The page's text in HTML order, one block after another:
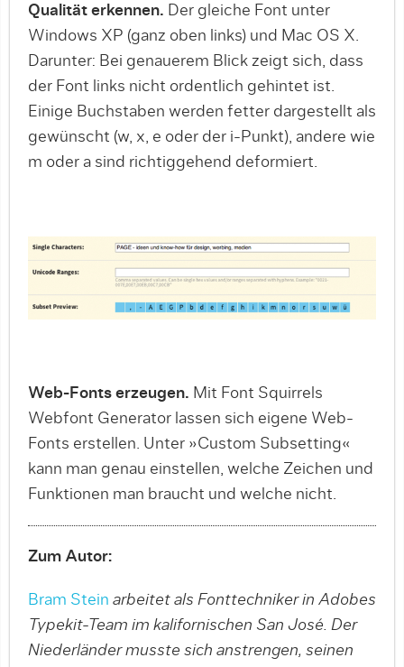
Qualität erkennen. Der gleiche Font unter
Windows XP (ganz oben links) und Mac OS X.
Darunter: Bei genauerem Blick zeigt sich, dass
der Font links nicht ordentlich gehintet ist.
Einige Buchstaben werden fetter dargestellt als
gewünscht (w, x, e oder der i-Punkt), andere wie
m oder a sind richtiggehend deformiert.
Web-Fonts erzeugen. Mit Font Squirrels
Webfont Generator lassen sich eigene Web-
Fonts erstellen. Unter »Custom Subsetting«
kann man genau einstellen, welche Zeichen und
Funktionen man braucht und welche nicht.
Zum Autor:
Bram Stein arbeitet als Fonttechniker in Adobes
Typekit-Team im kalifornischen San José. Der
Niederländer musste sich anstrengen, seinen